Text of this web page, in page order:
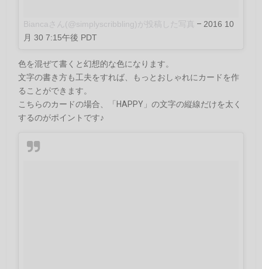
Biancaさん(@simplyscribbling)が投稿した写真 – 2016 10
月 30 7:15午後 PDT
色を混ぜて書くと幻想的な色になります。
文字の書き方も工夫をすれば、もっとおしゃれにカードを作
ることができます。
こちらのカードの場合、「HAPPY」の文字の縦線だけを太く
するのがポイントです♪